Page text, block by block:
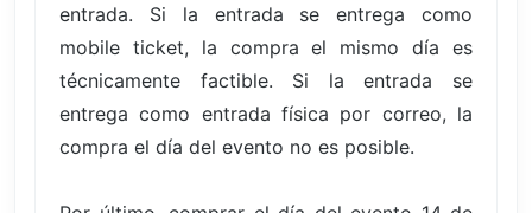
entrada. Si la entrada se entrega como
mobile ticket, la compra el mismo día es
técnicamente factible. Si la entrada se
entrega como entrada física por correo, la
compra el día del evento no es posible.